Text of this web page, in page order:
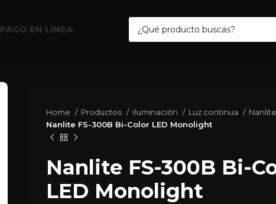
PAGO EN LÍNEA
Home Productos Iluminación Luz continua
Nanlite
Nanlite FS-300B Bi-Color LED Monolight
Nanlite FS-300B Bi-
LED Monolight